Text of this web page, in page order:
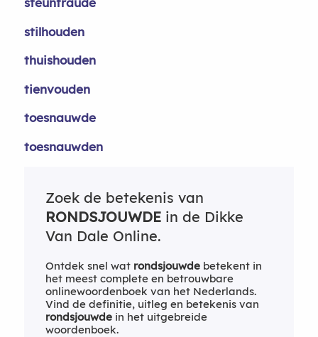
stilhouden
thuishouden
tienvouden
toesnauwde
toesnauwden
Zoek de betekenis van
RONDSJOUWDEin de Dikke
Van Dale Online.
Ontdek snel wat rondsjouwdebetekent in
het meest complete en betrouwbare
onlinewoordenboek van het Nederlands.
Vind de definitie, uitleg en betekenis van
rondsjouwdein het uitgebreide
woordenboek.